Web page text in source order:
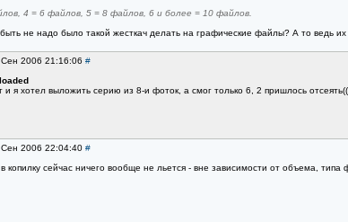
4 = 6 файлов, 5 = 8 файлов, 6 и более = 10 файлов.
не надо было такой жесткач делать на графические файлы? А то ведь
2006 21:16:06 #
и я хотел выложить серию из 8-и фоток, а смог только 6, 2 пришлось
2006 22:04:40 #
копилку сейчас ничего вообще не льется - вне зависимости от объема, типа